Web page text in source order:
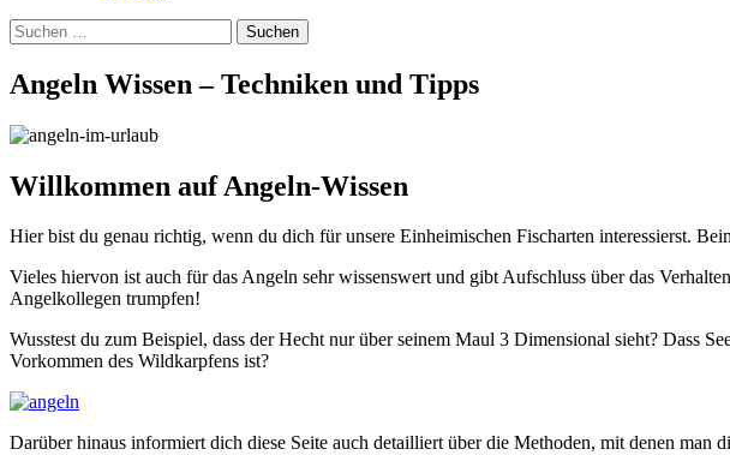
Suchen
nach:
Angeln Wissen – Techniken und Tipps
Willkommen auf Angeln-Wissen
Hier bist du genau richtig, wenn du dich für unsere Einheimischen Fischarten interessierst.
Vieles hiervon ist auch für das Angeln sehr wissenswert und gibt Aufschluss über das
Angelkollegen trumpfen!
Wusstest du zum Beispiel, dass der Hecht nur über seinem Maul 3 Dimensional sieht? Dass
Vorkommen des Wildkarpfens ist?
Darüber hinaus informiert dich diese Seite auch detailliert über die Methoden, mit denen man